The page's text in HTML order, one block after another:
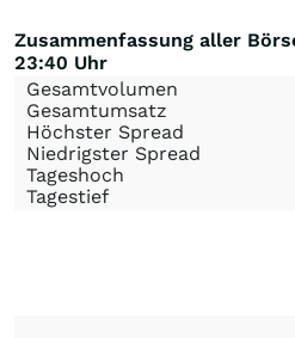
Zusammenfassung aller
23:40 Uhr
Gesamtvolumen
Gesamtumsatz
Höchster Spread
Niedrigster Spread
Tageshoch
Tagestief